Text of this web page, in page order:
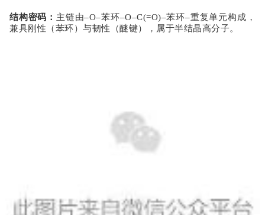
结构密码 ： 主链由–O–苯环–O–C(=O)–苯环–重复单元构成，
兼具刚性（苯环）与韧性（醚键），属于半结晶高分子。